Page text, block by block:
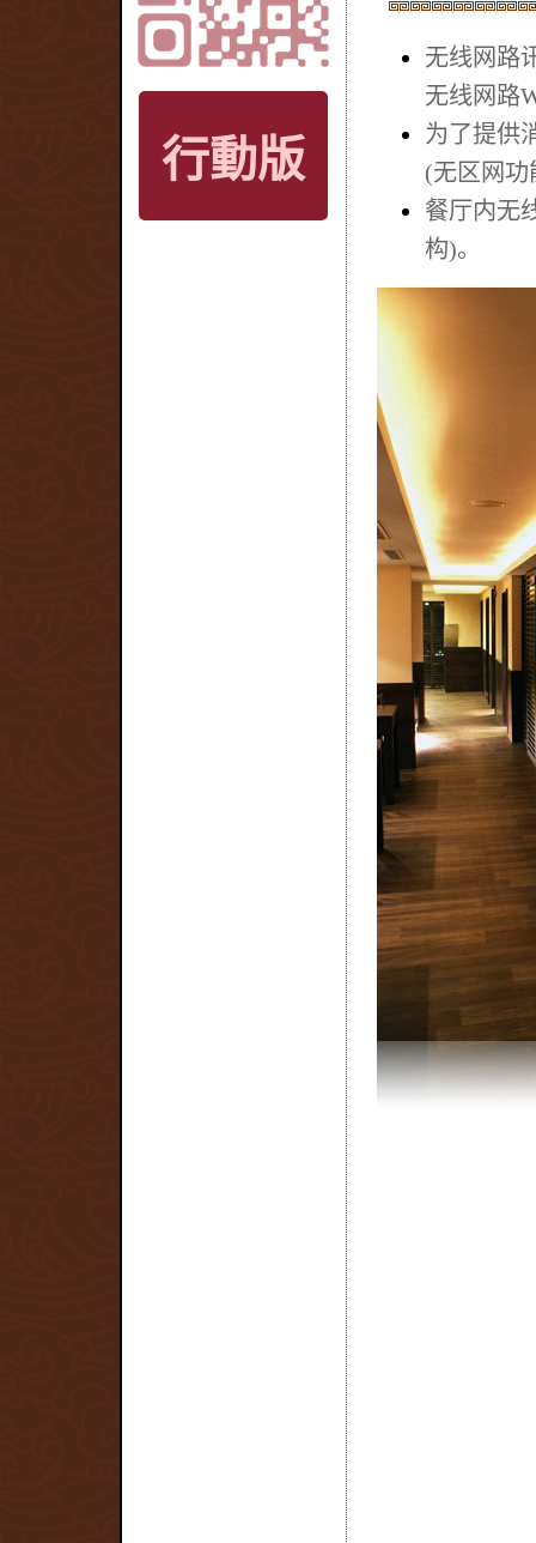
行動版
无线网路
无线网路
为了提供
(无区网功
餐厅内无
构)。